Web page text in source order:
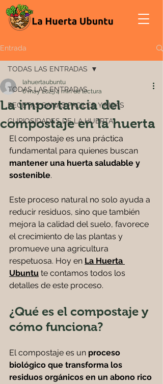
Entrada
TODAS LAS ENTRADAS
RECETAS SANAS FACILES Y RICAS
CURIOSIDADES DE LA HUERTA
TODAS LAS ENTRADAS
La importancia del
compostaje en la huerta
lahuertaubuntu
6 may 20254 min de lectura
El compostaje es una práctica
fundamental para quienes buscan
mantener una huerta saludable y
sostenible.
Este proceso natural no solo ayuda a
reducir residuos, sino que también
mejora la calidad del suelo, favorece
el crecimiento de las plantas y
promueve una agricultura
respetuosa. Hoy en La Huerta
Ubuntu te contamos todos los
detalles de este proceso.
¿Qué es el compostaje y
cómo funciona?
El compostaje es un proceso
biológico que transforma los
residuos orgánicos en un abono rico